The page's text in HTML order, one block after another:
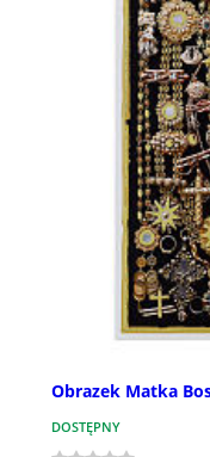
Obrazek Matka
DOSTĘPNY